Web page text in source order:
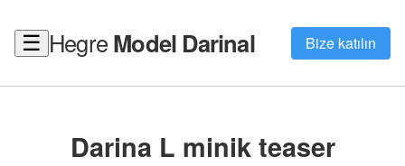
☰ HegreModel Darinal Bize katılın
Darina L minik teaser